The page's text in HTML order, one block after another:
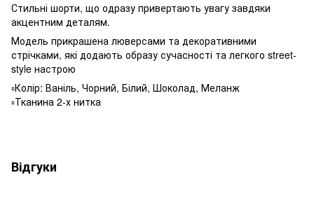
Стильні шорти, що одразу привертають увагу завдяки
акцентним деталям.
Модель прикрашена люверсами та декоративними
стрічками, які додають образу сучасності та легкого street-
style настрою
▫️Колір: Ваніль, Чорний, Білий, Шоколад, Меланж
▫️Тканина 2-х нитка
Відгуки